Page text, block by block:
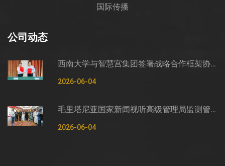
国际传播
公司动态
西南大学与智慧宫集团签署战略合作框架协议
2026-06-04
毛里塔尼亚国家新闻视听高级管理局监测管控司司长穆罕默德·哈桑·埃萨利姆一行莅临智慧宫调研
2026-06-04